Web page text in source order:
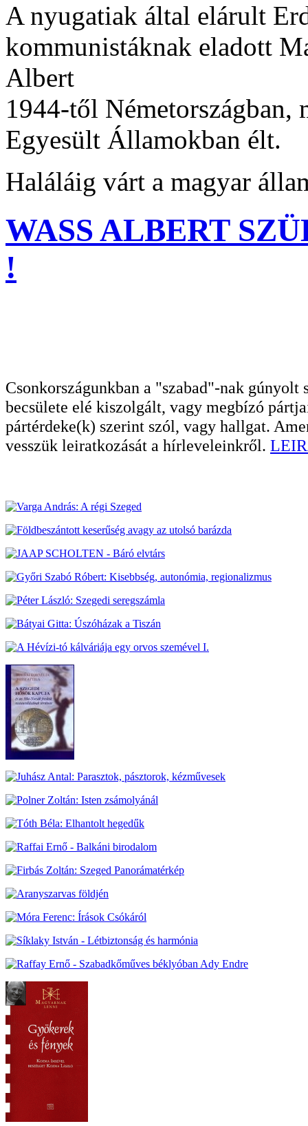
A nyugatiak által elárult
kommunistáknak eladott
Albert
1944-től
Egyesült Államokban élt.
Haláláig várt a magyar
WASS ALBERT
!
Csonkországunkban a "szabad"-nak
becsülete elé kiszolgált, vagy megbízó
pártérdeke(k) szerint szól, vagy hallgat.
vesszük leiratkozását a hírleveleinkről.